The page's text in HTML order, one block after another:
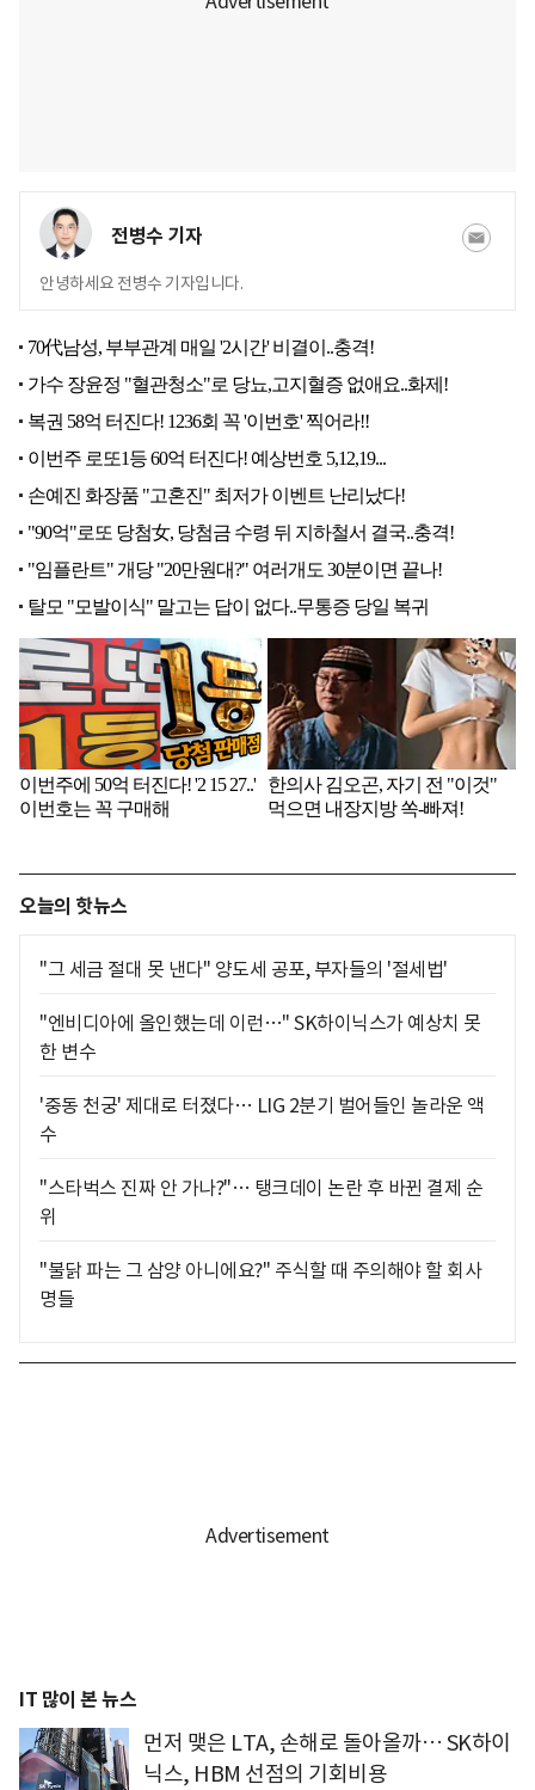
전병수 기자
안녕하세요 전병수 기자입니다.
오늘의 핫뉴스
"그 세금 절대 못 낸다" 양도세 공포, 부자들의 '절세법'
"엔비디아에 올인했는데 이런…" SK하이닉스가 예상치 못
한 변수
'중동 천궁' 제대로 터졌다… LIG 2분기 벌어들인 놀라운 액
수
"스타벅스 진짜 안 가나?"… 탱크데이 논란 후 바뀐 결제 순
위
"불닭 파는 그 삼양 아니에요?" 주식할 때 주의해야 할 회사
명들
IT 많이 본 뉴스
먼저 맺은 LTA, 손해로 돌아올까… SK하이
닉스, HBM 선점의 기회비용